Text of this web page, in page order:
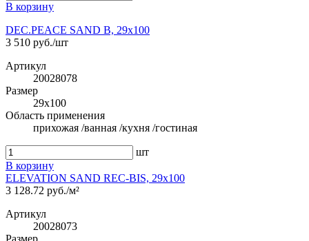
В корзину
DEC.PEACE SAND B, 29x100
3 510 руб./шт
Артикул
20028078
Размер
29x100
Область применения
прихожая /ванная /кухня /гостиная
шт
В корзину
ELEVATION SAND REC-BIS, 29x100
3 128.72 руб./м²
Артикул
20028073